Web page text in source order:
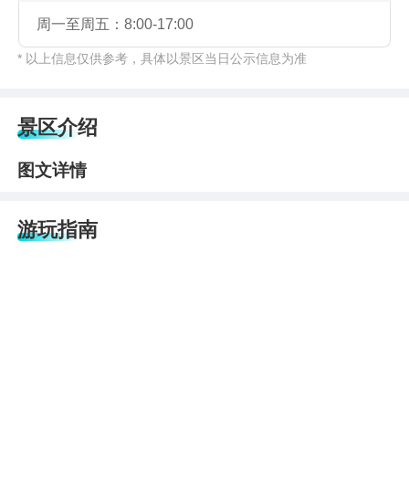
周一至周五：8:00-17:00
* 以上信息仅供参考，具体以景区当日公示信息为准
景区介绍
图文详情
游玩指南